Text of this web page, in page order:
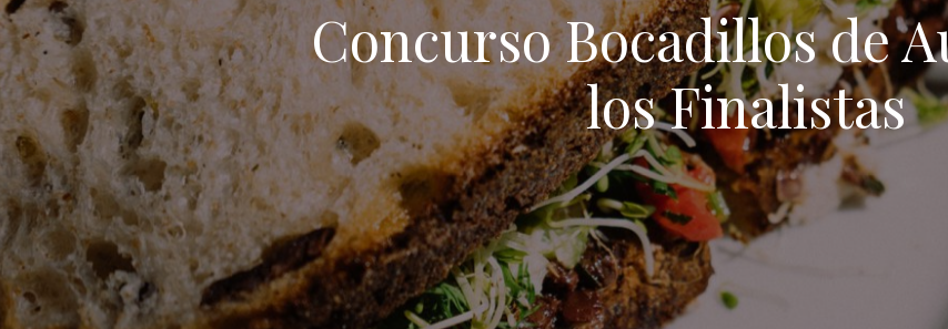
Concurso Bocadillos de
los Finalistas